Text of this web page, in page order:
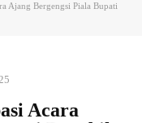
Ajang Bergengsi Piala Bupati
Acara